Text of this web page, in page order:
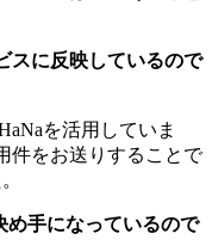
スに反映しているので
を活用していま
件をお送りすることで
手になっているので